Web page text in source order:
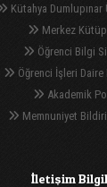
Kütahya
Merkez
Öğrenci Bilgi
Öğrenci İşleri Daire
Akademik
Memnuniyet
İletişim